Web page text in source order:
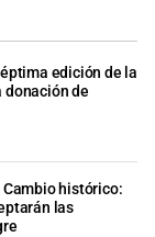
edición de la
donación de
Cambio histórico:
las